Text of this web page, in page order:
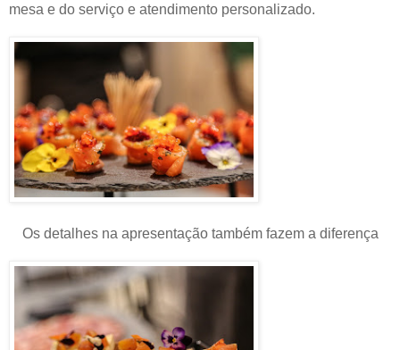
mesa e do serviço e atendimento personalizado.
Os detalhes na apresentação também fazem a diferença